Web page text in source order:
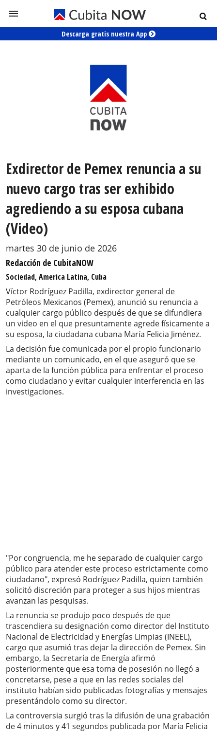
Descarga gratis nuestra App
Exdirector de Pemex renuncia a su
nuevo cargo tras ser exhibido
agrediendo a su esposa cubana
(Video)
martes 30 de junio de 2026
Redacción de CubitaNOW
Sociedad, America Latina, Cuba
Víctor Rodríguez Padilla, exdirector general de
Petróleos Mexicanos (Pemex), anunció su renuncia a
cualquier cargo público después de que se difundiera
un video en el que presuntamente agrede físicamente a
su esposa, la ciudadana cubana María Felicia Jiménez.
La decisión fue comunicada por el propio funcionario
mediante un comunicado, en el que aseguró que se
aparta de la función pública para enfrentar el proceso
como ciudadano y evitar cualquier interferencia en las
investigaciones.
"Por congruencia, me he separado de cualquier cargo
público para atender este proceso estrictamente como
ciudadano", expresó Rodríguez Padilla, quien también
solicitó discreción para proteger a sus hijos mientras
avanzan las pesquisas.
La renuncia se produjo poco después de que
trascendiera su designación como director del Instituto
Nacional de Electricidad y Energías Limpias (INEEL),
cargo que asumió tras dejar la dirección de Pemex. Sin
embargo, la Secretaría de Energía afirmó
posteriormente que esa toma de posesión no llegó a
concretarse, pese a que en las redes sociales del
instituto habían sido publicadas fotografías y mensajes
presentándolo como su director.
La controversia surgió tras la difusión de una grabación
de 4 minutos y 41 segundos publicada por María Felicia